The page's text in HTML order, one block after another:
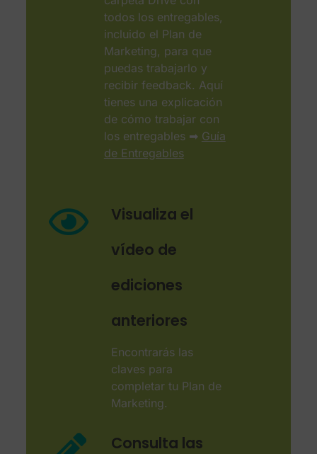
todos los entregables,
incluido el Plan de
Marketing, para que
puedas trabajarlo y
recibir feedback. Aquí
tienes una explicación
de cómo trabajar con
los entregables ➡ Guía
de Entregables
Consulta las
Visualiza el
vídeo de
ediciones
anteriores
Encontrarás las
claves para
completar tu Plan de
Marketing.